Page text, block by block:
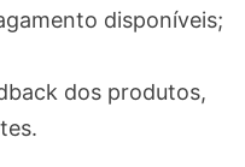
disponíveis;
dos produtos,